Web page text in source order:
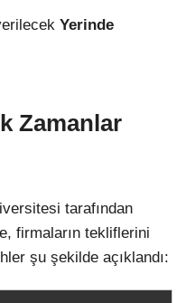
Yerinde
Zamanlar
tarafından
firmaların tekliflerini
şu şekilde açıklandı: